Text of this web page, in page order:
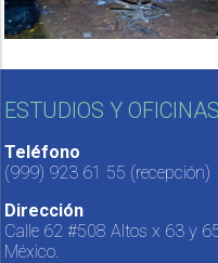
ESTUDIOS Y OFICINAS
Teléfono
(999) 923 61 55 (recepción)
Dirección
Calle 62 #508 Altos x 63 y
México.